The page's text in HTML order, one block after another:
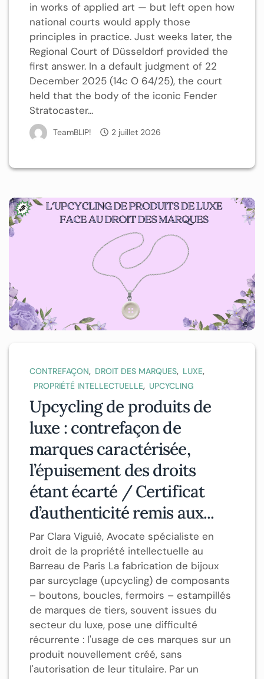
in works of applied art — but left open how
national courts would apply those
principles in practice. Just weeks later, the
Regional Court of Düsseldorf provided the
first answer. In a default judgment of 22
December 2025 (14c O 64/25), the court
held that the body of the iconic Fender
Stratocaster...
TeamBLIP! 2 juillet 2026
CONTREFAÇON, DROIT DES MARQUES, LUXE,
PROPRIÉTÉ INTELLECTUELLE, UPCYCLING
Upcycling de produits de
luxe : contrefaçon de
marques caractérisée,
l’épuisement des droits
étant écarté / Certificat
d’authenticité remis aux...
Par Clara Viguié, Avocate spécialiste en
droit de la propriété intellectuelle au
Barreau de Paris La fabrication de bijoux
par surcyclage (upcycling) de composants
– boutons, boucles, fermoirs – estampillés
de marques de tiers, souvent issues du
secteur du luxe, pose une difficulté
récurrente : l'usage de ces marques sur un
produit nouvellement créé, sans
l'autorisation de leur titulaire. Par un